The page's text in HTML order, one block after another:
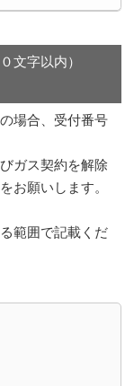
文字以内）
場合、受付番号
ガス契約を解除
お願いします。
範囲で記載くだ